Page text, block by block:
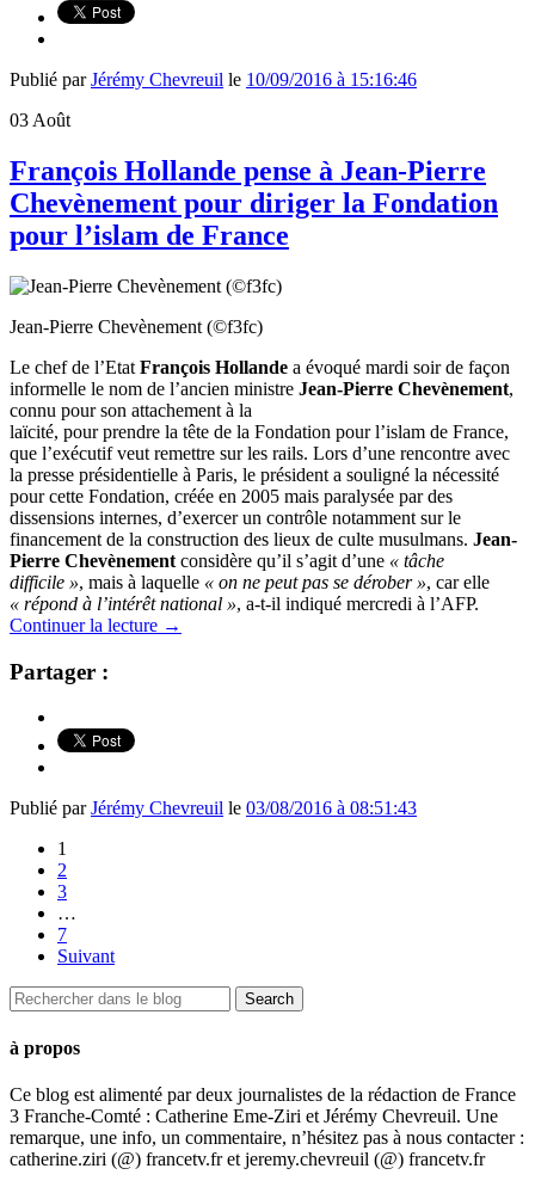
Publié parJérémy Chevreuil le 10/09/2016 à 15:16:46
03 Août
François Hollande pense à Jean-Pierre
Chevènement pour diriger la Fondation
pour l’islam de France
Jean-Pierre Chevènement (©f3fc)
Le chef de l’Etat François Hollande a évoqué mardi soir de façon
informelle le nom de l’ancien ministre Jean-Pierre Chevènement,
connu pour son attachement à la
laïcité, pour prendre la tête de la Fondation pour l’islam de France,
que l’exécutif veut remettre sur les rails. Lors d’une rencontre avec
la presse présidentielle à Paris, le président a souligné la nécessité
pour cette Fondation, créée en 2005 mais paralysée par des
dissensions internes, d’exercer un contrôle notamment sur le
financement de la construction des lieux de culte musulmans. Jean-
Pierre Chevènement considère qu’il s’agit d’une « tâche
difficile », mais à laquelle « on ne peut pas se dérober », car elle
« répond à l’intérêt national », a-t-il indiqué mercredi à l’AFP.
Continuer la lecture →
Partager :
Publié parJérémy Chevreuil le 03/08/2016 à 08:51:43
1
2
3
…
7
Suivant
à propos
Ce blog est alimenté par deux journalistes de la rédaction de France
3 Franche-Comté : Catherine Eme-Ziri et Jérémy Chevreuil. Une
remarque, une info, un commentaire, n’hésitez pas à nous contacter :
catherine.ziri (@) francetv.fr et jeremy.chevreuil (@) francetv.fr